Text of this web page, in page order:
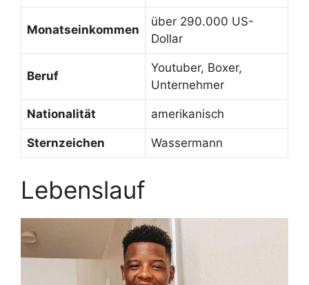
Monatseinkommen
über 290.000 US-
Dollar
Beruf
Youtuber, Boxer,
Unternehmer
Nationalität amerikanisch
Sternzeichen Wassermann
Lebenslauf